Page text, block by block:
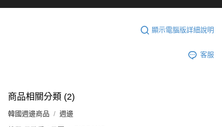
顯示電腦版詳細說明
客服
商品相關分類 (2)
韓國週邊商品 週邊